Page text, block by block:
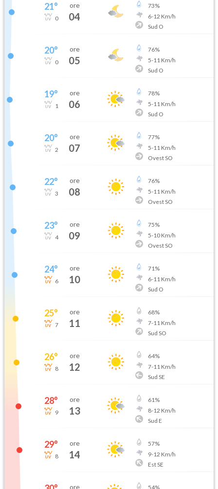
21°
0
ore
04
73%
6-12 Km/h
Sud O
20°
0
ore
05
76%
5-11 Km/h
Sud O
19°
1
ore
06
78%
5-11 Km/h
Sud O
20°
2
ore
07
77%
5-11 Km/h
Ovest SO
22°
3
ore
08
76%
5-11 Km/h
Ovest SO
23°
4
ore
09
75%
5-10Km/h
Ovest SO
24°
6
ore
10
71%
6-11 Km/h
Sud O
25°
7
ore
11
68%
7-11 Km/h
Sud SO
26°
8
ore
12
64%
7-11 Km/h
Sud SE
28°
9
ore
13
61%
8-12 Km/h
Sud E
29°
8
ore
14
57%
9-12 Km/h
Est SE
ore 54%